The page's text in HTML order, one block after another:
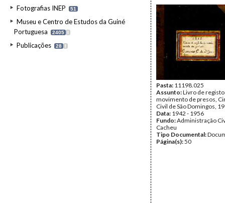
Fotografias INEP 51
Museu e Centro de Estudos da Guiné
Portuguesa
2405 I
Publicações 28 I
Pasta: 11198.025
Assunto:Livro de
movimento de presos,
Civil de São Domingos,
Data: 1942 - 1956
Fundo:Administração
Cacheu
Tipo Documental:
Página(s):50